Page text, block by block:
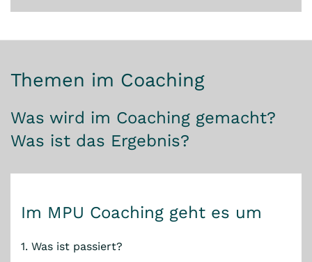
Themen im Coaching
Was wird im Coaching gemacht?
Was ist das Ergebnis?
Im MPU Coaching geht es um
1. Was ist passiert?